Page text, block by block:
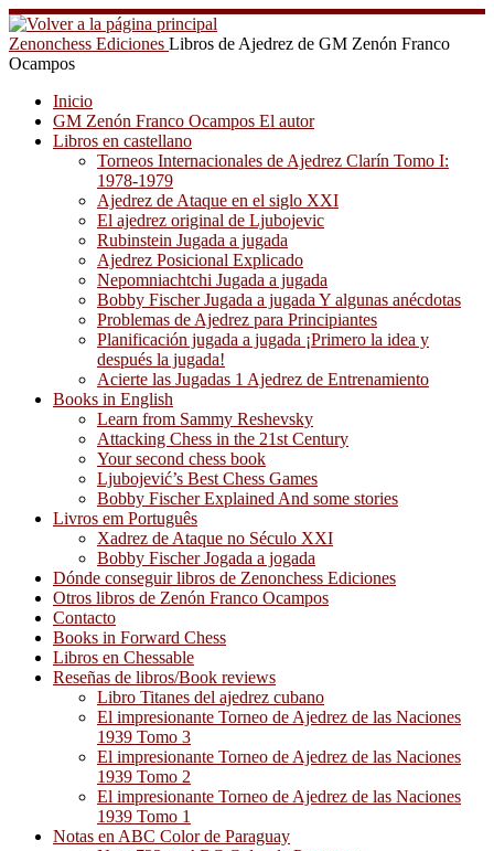
Saltar
al
contenido
Zenonchess Ediciones Libros de Ajedrez de GM Zenón Franco
Ocampos
Inicio
GM Zenón Franco Ocampos El autor
Libros en castellano
Torneos Internacionales de Ajedrez Clarín Tomo I:
1978-1979
Ajedrez de Ataque en el siglo XXI
El ajedrez original de Ljubojevic
Rubinstein Jugada a jugada
Ajedrez Posicional Explicado
Nepomniachtchi Jugada a jugada
Bobby Fischer Jugada a jugada Y algunas anécdotas
Problemas de Ajedrez para Principiantes
Planificación jugada a jugada ¡Primero la idea y
después la jugada!
Acierte las Jugadas 1 Ajedrez de Entrenamiento
Books in English
Learn from Sammy Reshevsky
Attacking Chess in the 21st Century
Your second chess book
Ljubojević’s Best Chess Games
Bobby Fischer Explained And some stories
Livros em Português
Xadrez de Ataque no Século XXI
Bobby Fischer Jogada a jogada
Dónde conseguir libros de Zenonchess Ediciones
Otros libros de Zenón Franco Ocampos
Contacto
Books in Forward Chess
Libros en Chessable
Reseñas de libros/Book reviews
Libro Titanes del ajedrez cubano
El impresionante Torneo de Ajedrez de las Naciones
1939 Tomo 3
El impresionante Torneo de Ajedrez de las Naciones
1939 Tomo 2
El impresionante Torneo de Ajedrez de las Naciones
1939 Tomo 1
Notas en ABC Color de Paraguay